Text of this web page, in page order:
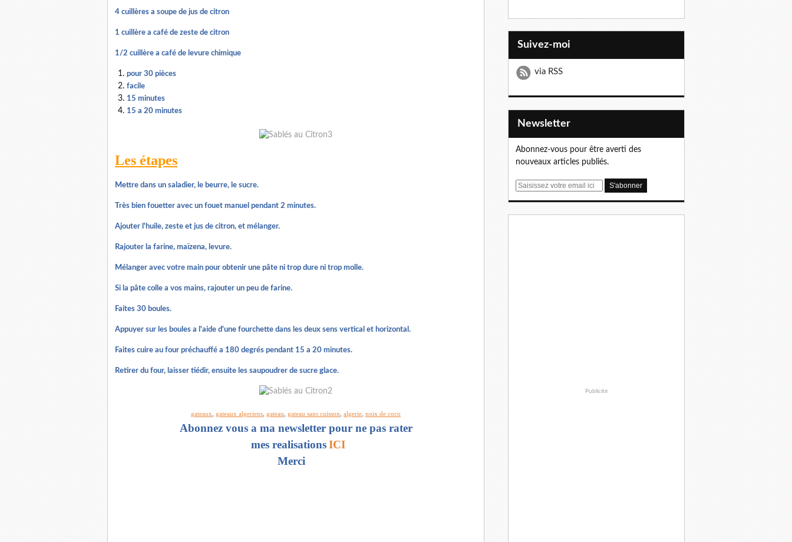
4 cuillères a soupe de jus de citron
1 cuillère a café de zeste de citron
1/2 cuillère a café de levure chimique
pour 30 pièces
facile
15 minutes
15 a 20 minutes
Les étapes
Mettre dans un saladier, le beurre, le sucre.
Très bien fouetter avec un fouet manuel pendant 2 minutes.
Ajouter l'huile, zeste et jus de citron, et mélanger.
Rajouter la farine, maïzena, levure.
Mélanger avec votre main pour obtenir une pâte ni trop dure ni trop molle.
Si la pâte colle a vos mains, rajouter un peu de farine.
Faites 30 boules.
Appuyer sur les boules a l'aide d'une fourchette dans les deux sens vertical et horizontal.
Faites cuire au four préchauffé a 180 degrés pendant 15 a 20 minutes.
Retirer du four, laisser tiédir, ensuite les saupoudrer de sucre glace.
gateaux gateaux algeriens gateau gateau sans cuisson algerie noix de coco
Abonnez vous a ma newsletter pour ne pas rater
mes realisationsICI
Merci
Suivez-moi
via RSS
Newsletter
Abonnez-vous pour être averti des
nouveaux articles publiés.
E
Publicité